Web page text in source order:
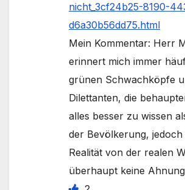
nicht_3cf24b25-8190-
d6a30b56dd75.html
Mein Kommentar: Herr
erinnert mich immer
grünen Schwachköpfe
Dilettanten, die
alles besser zu wissen
der Bevölkerung,
Realität von der realen
überhaupt keine